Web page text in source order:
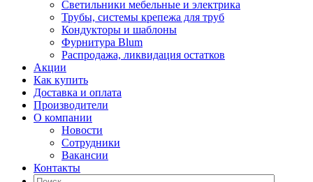
Светильники мебельные и электрика
Трубы, системы крепежа для труб
Кондукторы и шаблоны
Фурнитура Blum
Распродажа, ликвидация остатков
Акции
Как купить
Доставка и оплата
Производители
О компании
Новости
Сотрудники
Вакансии
Контакты